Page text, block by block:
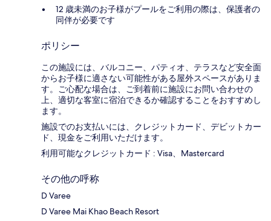
12 歳未満のお子様がプールをご利用の際は、保護者の
同伴が必要です
ポリシー
この施設には、バルコニー、パティオ、テラスなど安全面
からお子様に適さない可能性がある屋外スペースがありま
す。ご心配な場合は、ご到着前に施設にお問い合わせの
上、適切な客室に宿泊できるか確認することをおすすめし
ます。
施設でのお支払いには、クレジットカード、デビットカー
ド、現金をご利用いただけます。
利用可能なクレジットカード : Visa、Mastercard
その他の呼称
D Varee
D Varee Mai Khao Beach Resort